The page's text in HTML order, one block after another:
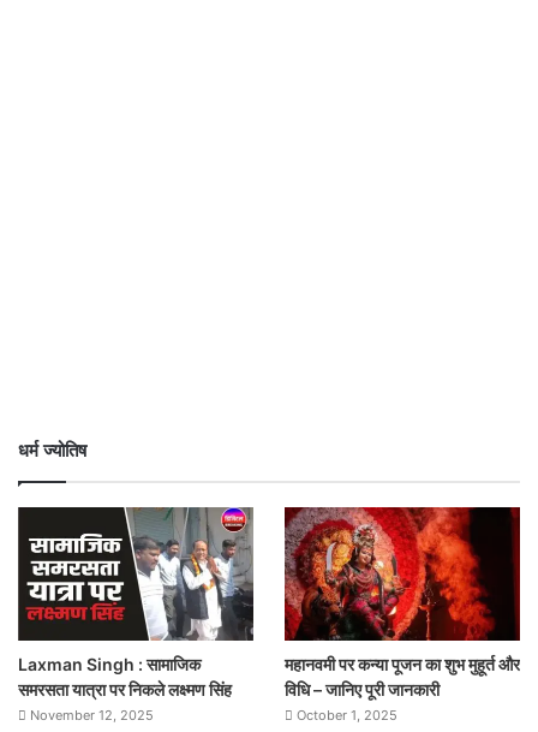
धर्म ज्योतिष
Laxman Singh : सामाजिक
समरसता यात्रा पर निकले लक्ष्मण सिंह
November 12, 2025
महानवमी पर कन्या पूजन का शुभ मुहूर्त और
विधि – जानिए पूरी जानकारी
October 1, 2025